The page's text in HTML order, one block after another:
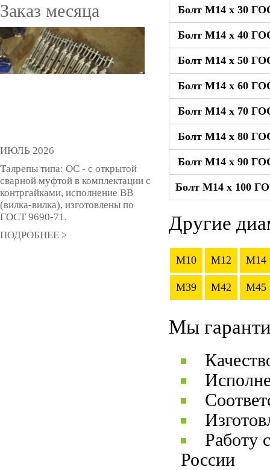
Болт М14 x 30
Болт М14 x 40
Болт М14 x 50
Болт М14 x 60
Болт М14 x 70
Болт М14 x 80
Болт М14 x 90
Болт М14 x 100
Другие
M10 M12 M14
M39 M42 M45
Мы
Работу
России
Заказ месяца
ИЮЛЬ 2026
Талрепы типа: ОС - с открытой
сварной муфтой в комплектации с
контргайками, исполнение ВВ
(вилка-вилка), изготовлены по
ГОСТ 9690-71.
ПОДРОБНЕЕ >